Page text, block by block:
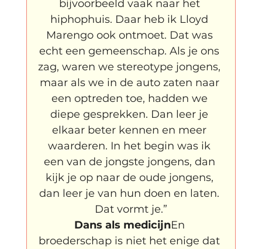
bijvoorbeeld vaak naar het
hiphophuis. Daar heb ik Lloyd
Marengo ook ontmoet. Dat was
echt een gemeenschap. Als je ons
zag, waren we stereotype jongens,
maar als we in de auto zaten naar
een optreden toe, hadden we
diepe gesprekken. Dan leer je
elkaar beter kennen en meer
waarderen. In het begin was ik
een van de jongste jongens, dan
kijk je op naar de oude jongens,
dan leer je van hun doen en laten.
Dat vormt je.”
Dans als medicijnEn
broederschap is niet het enige dat